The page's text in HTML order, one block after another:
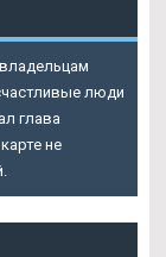
люди
глава
не